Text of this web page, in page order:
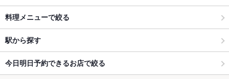
料理メニューで絞る
駅から探す
今日明日予約できるお店で絞る